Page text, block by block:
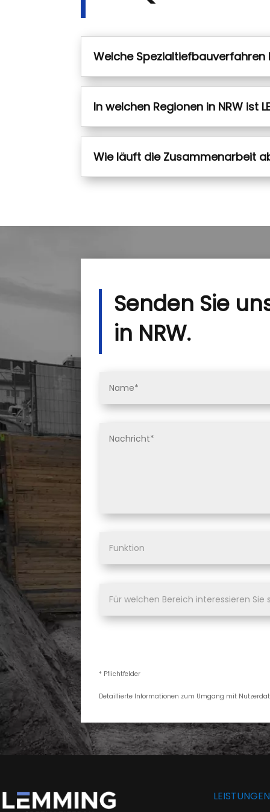
Welche Spezialtiefbauverfahren
In welchen Regionen in NRW ist
Wie läuft die Zusammenarbeit
Senden Sie
in NRW.
* Pflichtfelder
Detaillierte Informationen zum Umgang mit
LEISTUNGEN